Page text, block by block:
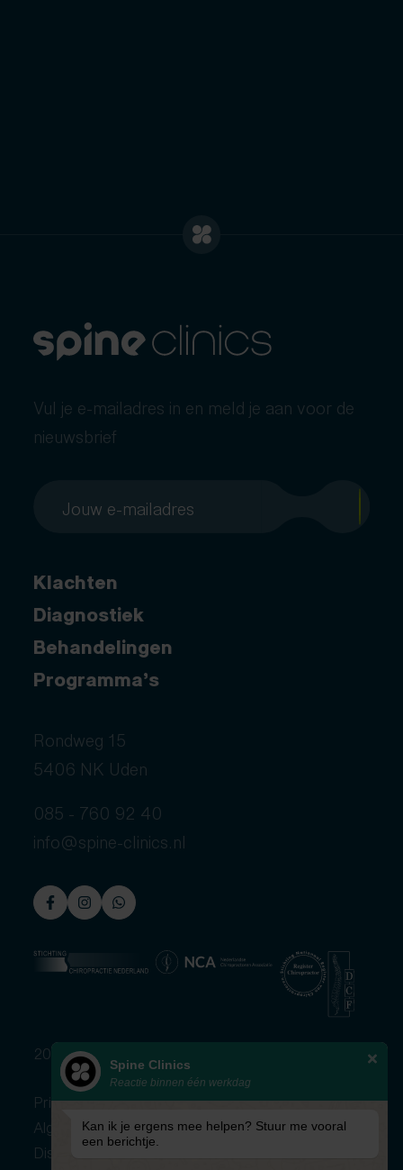
Vul je e-mailadres in en meld je aan voor de
nieuwsbrief
Klachten
Diagnostiek
Behandelingen
Programma’s
Rondweg 15
5406 NK Uden
085 - 760 92 40
info@spine-clinics.nl
2026 © Spine Clinics
Privacybeleid
Algemene voorwaarden
Disclaimer
Spine Clinics
Reactie binnen één werkdag
Kan ik je ergens mee helpen? Stuur me vooral
een berichtje.